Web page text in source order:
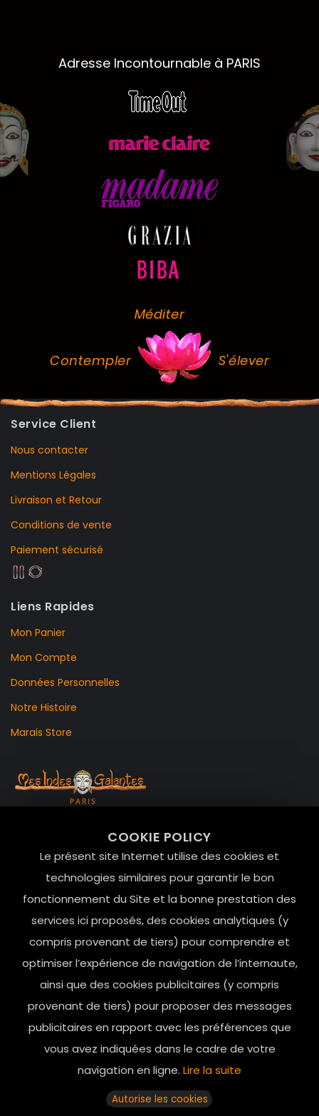
COOKIE POLICY
Le présent site Internet utilise des cookies et
technologies similaires pour garantir le bon
fonctionnement du Site et la bonne prestation des
services ici proposés, des cookies analytiques (y
compris provenant de tiers) pour comprendre et
optimiser l’expérience de navigation de l’internaute,
ainsi que des cookies publicitaires (y compris
provenant de tiers) pour proposer des messages
publicitaires en rapport avec les préférences que
vous avez indiquées dans le cadre de votre
navigation en ligne. Lire la suite
Autorise les cookies
Adresse Incontournable à PARIS
Méditer
Contempler S'élever
Service Client
Nous contacter
Mentions Légales
Livraison et Retour
Conditions de vente
Paiement sécurisé
Liens Rapides
Mon Panier
Mon Compte
Données Personnelles
Notre Histoire
Marais Store
Le Marais, 75004 Paris
contact@mesindesgalantes.com
01.42.72.42.51
Horaires d’ouverture: 11h - 19h30 Du lundi au dimanche